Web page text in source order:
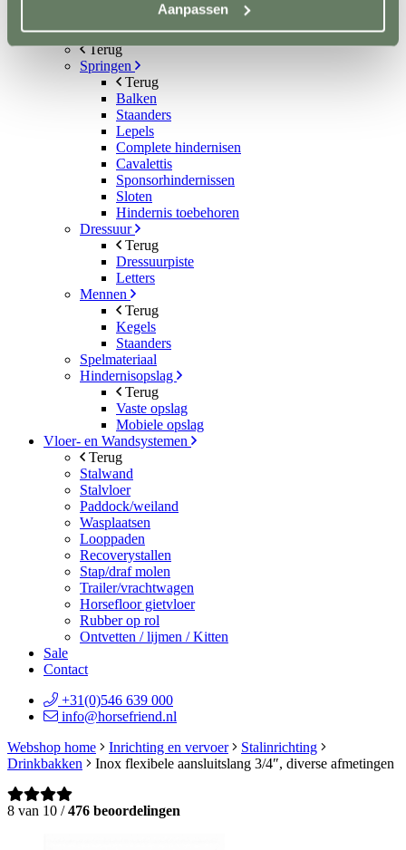
Aanpassen
Stop kicking systeem
Hindernissen
Terug
Springen
Terug
Balken
Staanders
Lepels
Complete hindernisen
Cavalettis
Sponsorhindernissen
Sloten
Hindernis toebehoren
Dressuur
Terug
Dressuurpiste
Letters
Mennen
Terug
Kegels
Staanders
Spelmateriaal
Hindernisopslag
Terug
Vaste opslag
Mobiele opslag
Vloer- en Wandsystemen
Terug
Stalwand
Stalvloer
Paddock/weiland
Wasplaatsen
Looppaden
Recoverystallen
Stap/draf molen
Trailer/vrachtwagen
Horsefloor gietvloer
Rubber op rol
Ontvetten / lijmen / Kitten
Sale
Contact
+31(0)546 639 000
info@horsefriend.nl
Webshop home
Inrichting en vervoer
Stalinrichting
Drinkbakken
Inox flexibele aansluitslang 3/4″, diverse afmetingen
8 van 10 /476 beoordelingen